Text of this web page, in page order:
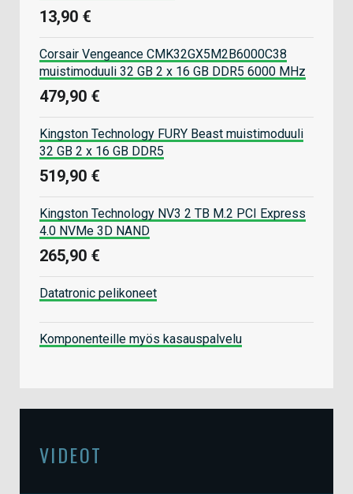
13,90 €
Corsair Vengeance CMK32GX5M2B6000C38
muistimoduuli 32 GB 2 x 16 GB DDR5 6000 MHz
479,90 €
Kingston Technology FURY Beast muistimoduuli
32 GB 2 x 16 GB DDR5
519,90 €
Kingston Technology NV3 2 TB M.2 PCI Express
4.0 NVMe 3D NAND
265,90 €
Datatronic pelikoneet
Komponenteille myös kasauspalvelu
VIDEOT